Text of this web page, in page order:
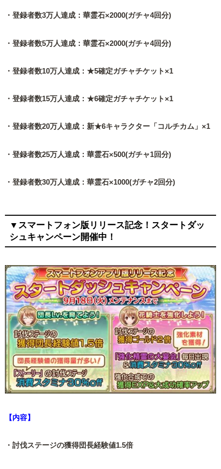
・登録者数3万人達成：華霊石×2000(ガチャ4回分)
・登録者数5万人達成：華霊石×2000(ガチャ4回分)
・登録者数10万人達成：★5確定ガチャチケット×1
・登録者数15万人達成：★6確定ガチャチケット×1
・登録者数20万人達成：新★6キャラクター「コルチカム」×1
・登録者数25万人達成：華霊石×500(ガチャ1回分)
・登録者数30万人達成：華霊石×1000(ガチャ2回分)
▼スマートフォン版リリース記念！スタートダッ
シュキャンペーン開催中！
【内容】
・討伐ステージの獲得団長経験値1.5倍